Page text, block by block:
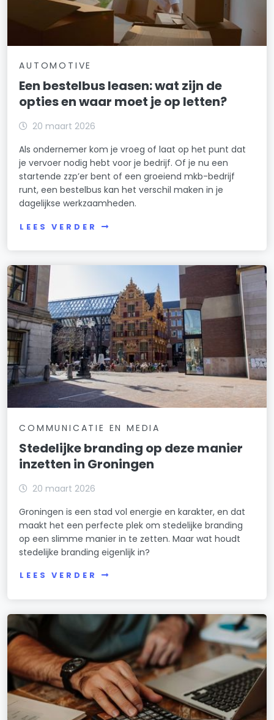
AUTOMOTIVE
Een bestelbus leasen: wat zijn de
opties en waar moet je op letten?
20 maart 2026
Als ondernemer kom je vroeg of laat op het punt dat
je vervoer nodig hebt voor je bedrijf. Of je nu een
startende zzp’er bent of een groeiend mkb-bedrijf
runt, een bestelbus kan het verschil maken in je
dagelijkse werkzaamheden.
LEES VERDER
COMMUNICATIE EN MEDIA
Stedelijke branding op deze manier
inzetten in Groningen
20 maart 2026
Groningen is een stad vol energie en karakter, en dat
maakt het een perfecte plek om stedelijke branding
op een slimme manier in te zetten. Maar wat houdt
stedelijke branding eigenlijk in?
LEES VERDER